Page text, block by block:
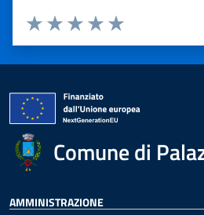
Valuta 5 stelle su
Valuta 4 stelle su 5
Valuta 3 stelle su 5
Valuta 2 stelle su 5
Valuta 1 stelle su 5
Comune di
AMMINISTRAZIONE